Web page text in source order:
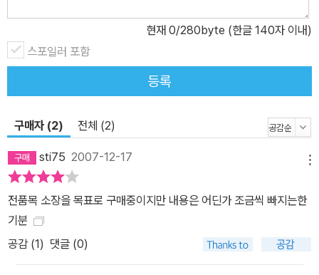
현재 0/280byte (한글 140자 이내)
스포일러 포함
등록
구매자 (2) 전체 (2)
sti75 2007-12-17
전품목 소장을 목표로 구매중이지만 내용은 어딘가 조금씩 빠지는한
기분
공감 (1) 댓글 (0)